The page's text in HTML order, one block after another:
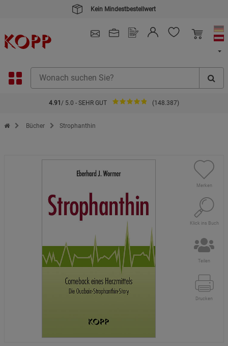
Kein Mindestbestellwert
4.91 / 5.0 - SEHR GUT (148.387)
Zur Startseite des Kopp Verlag Online-Shop
Bücher Strophanthin
Merken
Klick ins Buch
Teilen
Drucken